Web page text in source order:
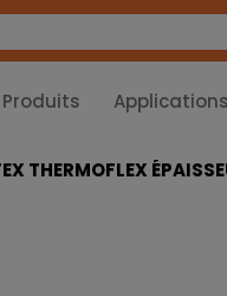
Produits Applications
THERMOFLEX